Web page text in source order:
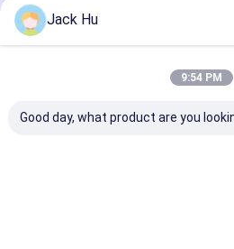
Autobús del pasajero del
Nuestras Categorías
Jack Hu
9:54 PM
Good day, what product are you